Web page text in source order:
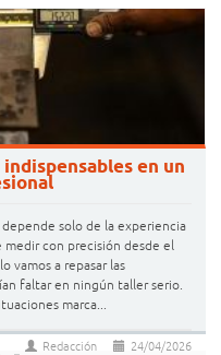
en un
solo de la experiencia
medir con precisión desde el
vamos a repasar las
faltar en ningún taller serio.
marca...
24/04/2026
Redacción